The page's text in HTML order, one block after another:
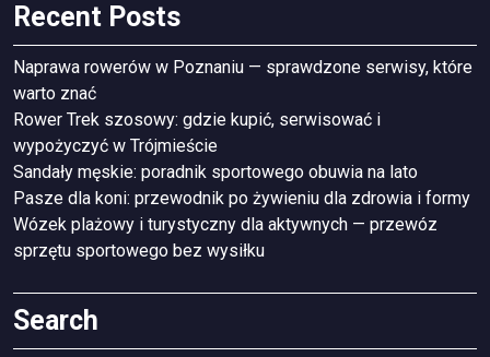
Recent Posts
Naprawa rowerów w Poznaniu — sprawdzone serwisy, które
warto znać
Rower Trek szosowy: gdzie kupić, serwisować i
wypożyczyć w Trójmieście
Sandały męskie: poradnik sportowego obuwia na lato
Pasze dla koni: przewodnik po żywieniu dla zdrowia i formy
Wózek plażowy i turystyczny dla aktywnych — przewóz
sprzętu sportowego bez wysiłku
Search